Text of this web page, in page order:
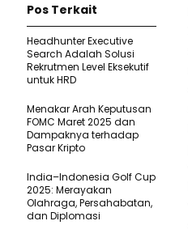
Pos Terkait
Headhunter Executive
Search Adalah Solusi
Rekrutmen Level Eksekutif
untuk HRD
Menakar Arah Keputusan
FOMC Maret 2025 dan
Dampaknya terhadap
Pasar Kripto
India–Indonesia Golf Cup
2025: Merayakan
Olahraga, Persahabatan,
dan Diplomasi